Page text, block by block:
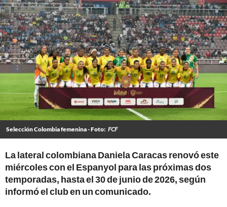
Selección Colombia femenina - Foto: FCF
La lateral colombiana Daniela Caracas renovó este
miércoles con el Espanyol para las próximas dos
temporadas, hasta el 30 de junio de 2026, según
informó el club en un comunicado.